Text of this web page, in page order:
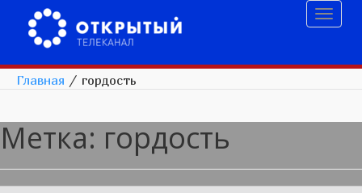
Главная / гордость
Метка: гордость